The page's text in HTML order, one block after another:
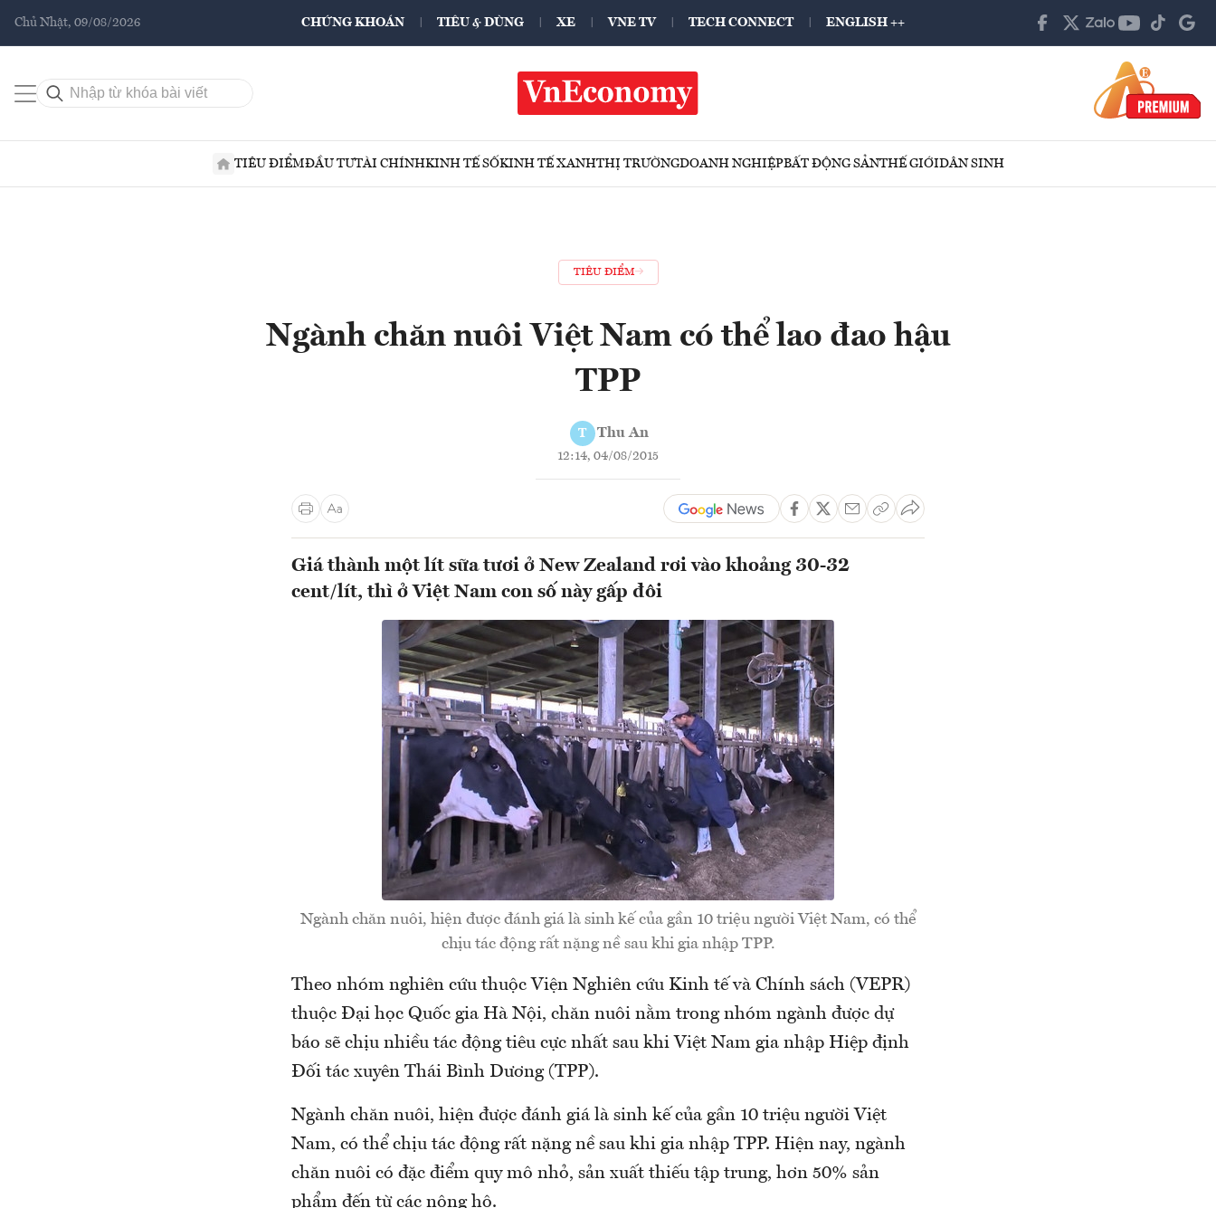
Chủ Nhật, 09/08/2026 CHỨNG KHOÁN TIÊU & DÙNG XE VNE TV TECH CONNECT ENGLISH ++
TIÊU ĐIỂMĐẦU TƯTÀI CHÍNHKINH TẾ SỐKINH TẾ XANHTHỊ TRƯỜNGDOANH NGHIỆPBẤT ĐỘNG SẢNTHẾ GIỚIDÂN SINH
TIÊU ĐIỂM
Ngành chăn nuôi Việt Nam có thể lao đao hậu
TPP
T Thu An
12:14, 04/08/2015
Giá thành một lít sữa tươi ở New Zealand rơi vào khoảng 30-32
cent/lít, thì ở Việt Nam con số này gấp đôi
Ngành chăn nuôi, hiện được đánh giá là sinh kế của gần 10 triệu người Việt Nam, có thể
chịu tác động rất nặng nề sau khi gia nhập TPP.
Theo nhóm nghiên cứu thuộc Viện Nghiên cứu Kinh tế và Chính sách (VEPR)
thuộc Đại học Quốc gia Hà Nội, chăn nuôi nằm trong nhóm ngành được dự
báo sẽ chịu nhiều tác động tiêu cực nhất sau khi Việt Nam gia nhập Hiệp định
Đối tác xuyên Thái Bình Dương (TPP).
Ngành chăn nuôi, hiện được đánh giá là sinh kế của gần 10 triệu người Việt
Nam, có thể chịu tác động rất nặng nề sau khi gia nhập TPP. Hiện nay, ngành
chăn nuôi có đặc điểm quy mô nhỏ, sản xuất thiếu tập trung, hơn 50% sản
phẩm đến từ các nông hộ.